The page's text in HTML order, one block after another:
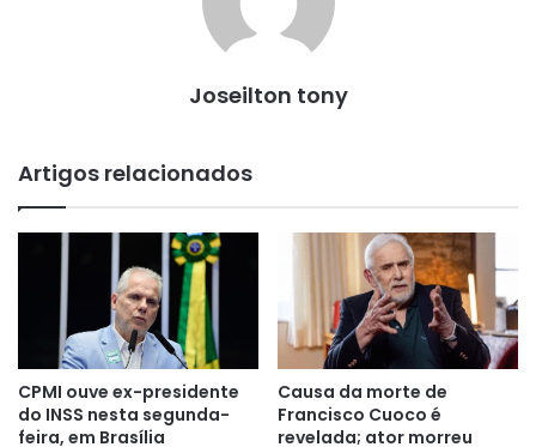
Joseilton tony
Artigos relacionados
CPMI ouve ex-presidente
do INSS nesta segunda-
feira, em Brasília
Causa da morte de
Francisco Cuoco é
revelada; ator morreu